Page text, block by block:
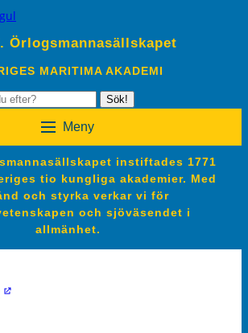
Örlogsmannasällskapet
MARITIMA AKADEMI
Sök!
Meny
instiftades 1771
tio kungliga akademier. Med
och styrka verkar vi för
och sjöväsendet i
allmänhet.